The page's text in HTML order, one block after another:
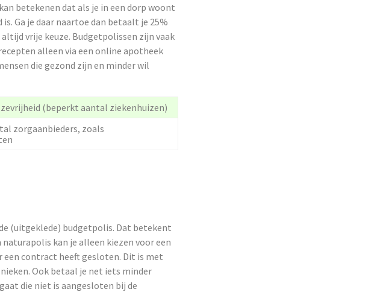
betekenen dat als je in een dorp woont
Ga je daar naartoe dan betaalt je 25%
vrije keuze. Budgetpolissen zijn vaak
alleen via een online apotheek
die gezond zijn en minder wil
(beperkt aantal ziekenhuizen)
zorgaanbieders, zoals
(uitgeklede) budgetpolis. Dat betekent
kan je alleen kiezen voor een
een contract heeft gesloten. Dit is met
Ook betaal je net iets minder
die niet is aangesloten bij de